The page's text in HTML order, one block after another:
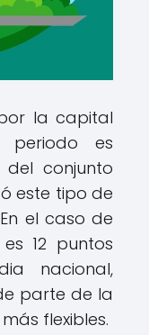
la capital
periodo es
del conjunto
este tipo de
el caso de
12 puntos
nacional,
parte de la
flexibles.